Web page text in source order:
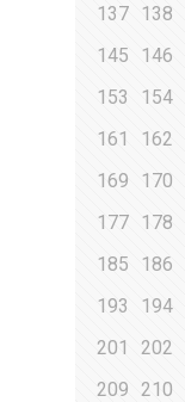
137 138
145
146
153
154
161
162
169
170
177 178
185
186
193
194
201
202
209
210